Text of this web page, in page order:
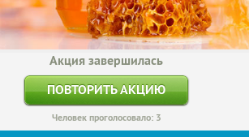
Акция завершилась
ПОВТОРИТЬ АКЦИЮ
Человек проголосовало: 3